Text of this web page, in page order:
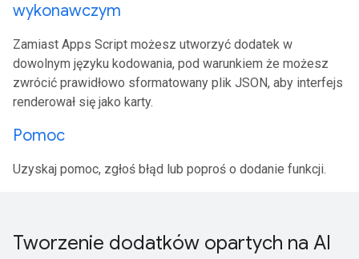
wykonawczym
Zamiast Apps Script możesz utworzyć dodatek w
dowolnym języku kodowania, pod warunkiem że możesz
zwrócić prawidłowo sformatowany plik JSON, aby interfejs
renderował się jako karty.
Pomoc
Uzyskaj pomoc, zgłoś błąd lub poproś o dodanie funkcji.
Tworzenie dodatków opartych na AI